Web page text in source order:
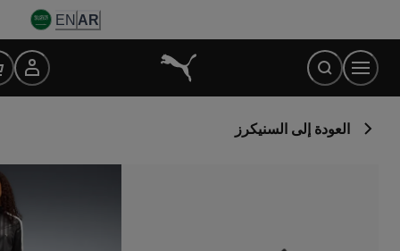
Content
AR
EN
العودة إلى السنيكرز